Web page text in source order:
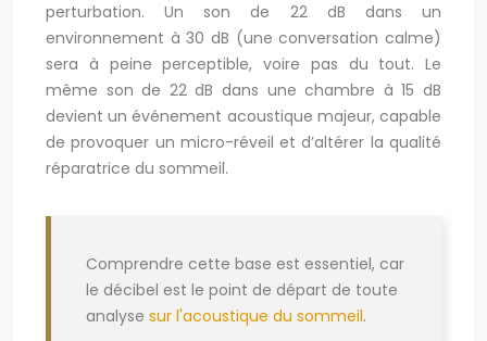
perturbation. Un son de 22 dB dans un
environnement à 30 dB (une conversation calme)
sera à peine perceptible, voire pas du tout. Le
même son de 22 dB dans une chambre à 15 dB
devient un événement acoustique majeur, capable
de provoquer un micro-réveil et d’altérer la qualité
réparatrice du sommeil.
Comprendre cette base est essentiel, car
le décibel est le point de départ de toute
analyse sur l'acoustique du sommeil.